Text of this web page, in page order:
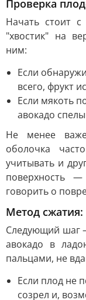
Проверка
Начать стоит
"хвостик" на
ним:
Если
всего, фрукт
Если мякоть
авокадо
Не менее
оболочка
учитывать и
поверхность
говорить о
Метод сжатия:
Следующий шаг
авокадо в
пальцами, не
Если плод не
созрел и,